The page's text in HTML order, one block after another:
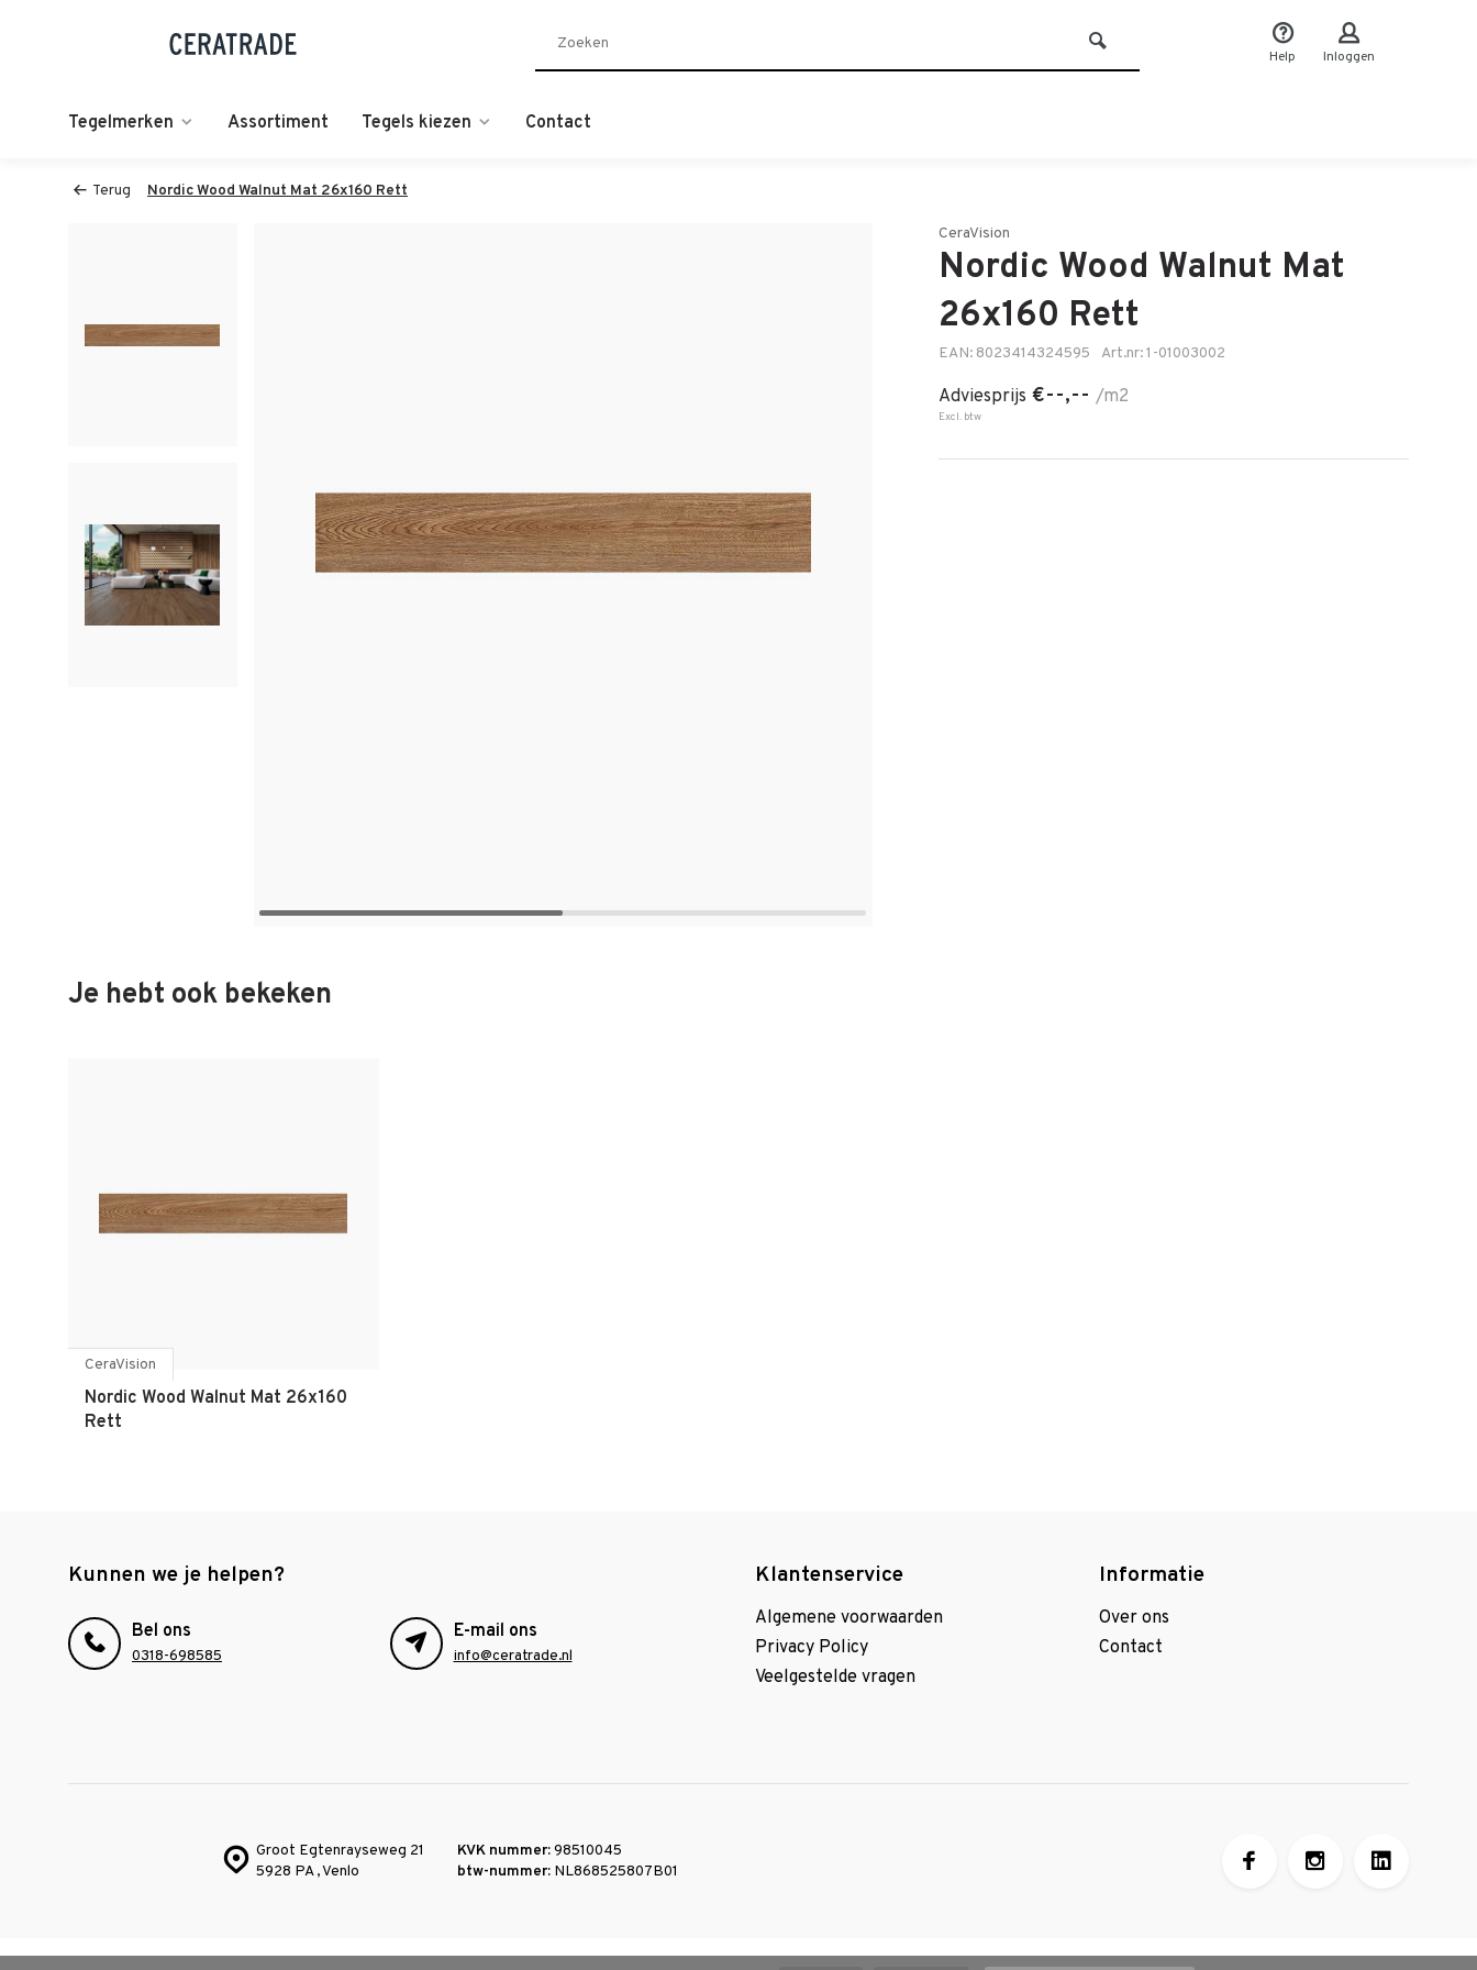
Help Inloggen
Tegelmerken Assortiment Tegels kiezen Contact
Terug Nordic Wood Walnut Mat 26x160 Rett
CeraVision
Nordic Wood Walnut Mat
26x160 Rett
EAN: 8023414324595 Art.nr: 1-01003002
Adviesprijs €--,-- /m2
Excl. btw
Je hebt ook bekeken
CeraVision
Nordic Wood Walnut Mat 26x160
Rett
Kunnen we je helpen?
Bel ons
0318-698585
E-mail ons
info@ceratrade.nl
Klantenservice
Algemene voorwaarden
Privacy Policy
Veelgestelde vragen
Informatie
Over ons
Contact
Groot Egtenrayseweg 21
5928 PA , Venlo
KVK nummer:98510045
btw-nummer: NL868525807B01